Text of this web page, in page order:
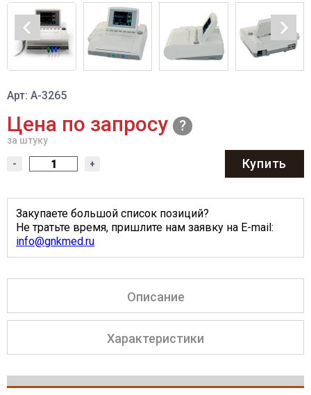
Арт: A-3265
Цена по запросу
за штуку
- + Купить
Закупаете большой список позиций?
Не тратьте время, пришлите нам заявку на E-mail:
info@gnkmed.ru
Описание
Характеристики